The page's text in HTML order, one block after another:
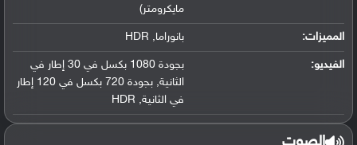
مايكرومتر)
المميزات: بانوراما,
HDR
الفيديو:
بجودة 1080 بكسل في 30 إطار في
الثانية,
بجودة 720 بكسل في 120 إطار
في الثانية,
HDR